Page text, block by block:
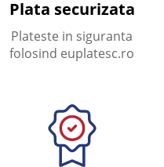
Plata securizata
Plateste in siguranta
folosind euplatesc.ro